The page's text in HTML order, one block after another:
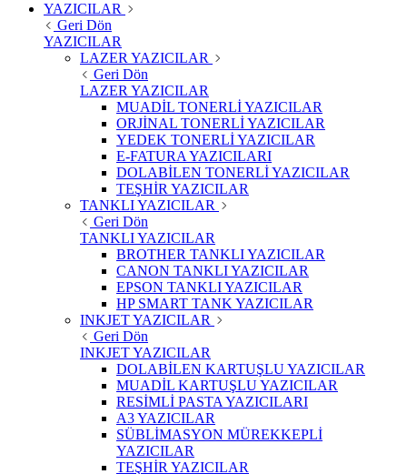
YAZICILAR
Geri Dön
YAZICILAR
LAZER YAZICILAR
Geri Dön
LAZER YAZICILAR
MUADİL TONERLİ YAZICILAR
ORJİNAL TONERLİ YAZICILAR
YEDEK TONERLİ YAZICILAR
E-FATURA YAZICILARI
DOLABİLEN TONERLİ YAZICILAR
TEŞHİR YAZICILAR
TANKLI YAZICILAR
Geri Dön
TANKLI YAZICILAR
BROTHER TANKLI YAZICILAR
CANON TANKLI YAZICILAR
EPSON TANKLI YAZICILAR
HP SMART TANK YAZICILAR
INKJET YAZICILAR
Geri Dön
INKJET YAZICILAR
DOLABİLEN KARTUŞLU YAZICILAR
MUADİL KARTUŞLU YAZICILAR
RESİMLİ PASTA YAZICILARI
A3 YAZICILAR
SÜBLİMASYON MÜREKKEPLİ
YAZICILAR
TEŞHİR YAZICILAR